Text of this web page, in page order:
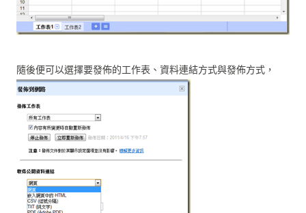
隨後便可以選擇要發佈的工作表、資料連結方式與發佈方式，